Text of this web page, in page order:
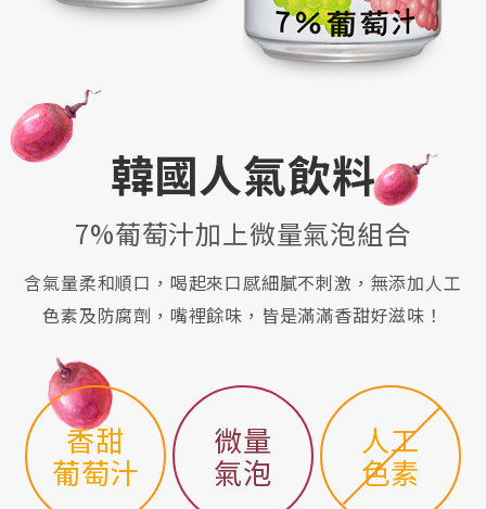
韓國人氣飲料
7%葡萄汁加上微量氣泡組合
含氣量柔和順口，喝起來口感細膩不刺激，無添加人工
色素及防腐劑，嘴裡餘味，皆是滿滿香甜好滋味！
香甜
葡萄汁
微量
氣泡
人工
色素